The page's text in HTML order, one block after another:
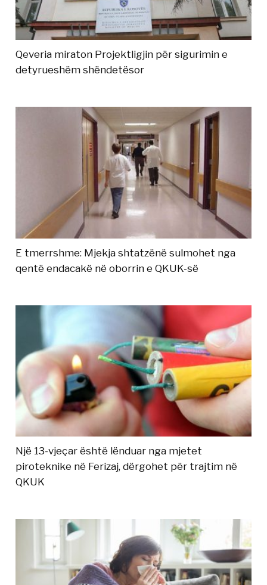
Qeveria miraton Projektligjin për sigurimin e
detyrueshëm shëndetësor
E tmerrshme: Mjekja shtatzënë sulmohet nga
qentë endacakë në oborrin e QKUK-së
Një 13-vjeçar është lënduar nga mjetet
piroteknike në Ferizaj, dërgohet për trajtim në
QKUK